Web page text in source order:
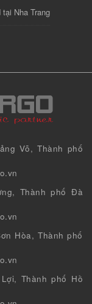
Nha Trang
Võ, Thành phố
Thành phố Đà
Hòa, Thành phố
Thành phố Hồ